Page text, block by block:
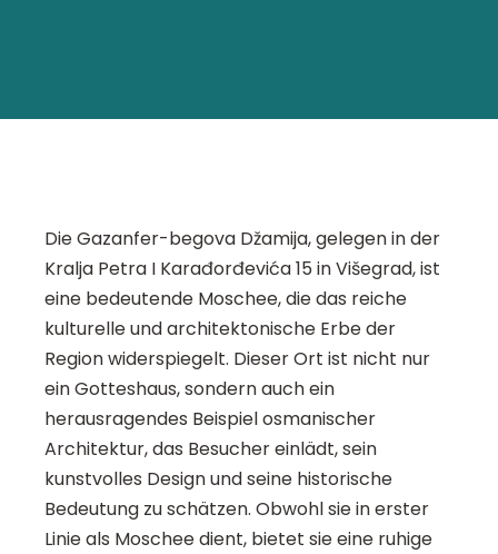
Die Gazanfer-begova Džamija, gelegen in der
Kralja Petra I Karađorđevića 15 in Višegrad, ist
eine bedeutende Moschee, die das reiche
kulturelle und architektonische Erbe der
Region widerspiegelt. Dieser Ort ist nicht nur
ein Gotteshaus, sondern auch ein
herausragendes Beispiel osmanischer
Architektur, das Besucher einlädt, sein
kunstvolles Design und seine historische
Bedeutung zu schätzen. Obwohl sie in erster
Linie als Moschee dient, bietet sie eine ruhige